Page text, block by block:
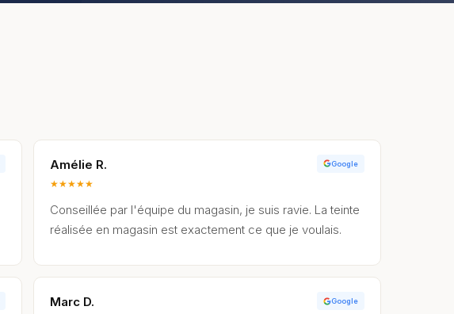
Amélie R.
★★★★★
Google
Conseillée par l'équipe du magasin, je suis ravie. La teinte
réalisée en magasin est exactement ce que je voulais.
Marc D. Google